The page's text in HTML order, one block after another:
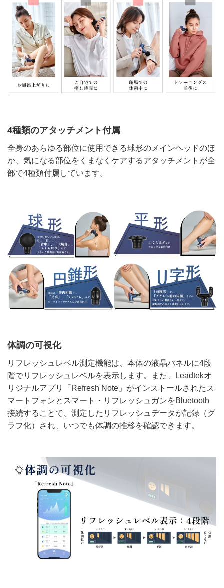
4種類のアタッチメント付属
全身のあらゆる部位に使用できる球形のメインヘッドのほ
か、気になる部位をくまなくケアするアタッチメントが全
部で4種類付属しています。
体調の可視化
リフレッシュレベル測定機能は、本体の液晶パネルに4段
階でリフレッシュレベルを表示します。また、Leadtekオ
リジナルアプリ「Refresh Note」がインストールされたス
マートフォンとスマート・リフレッシュガンをBluetooth
接続することで、測定したリフレッシュデータが記録（グ
ラフ化）され、いつでも体調の推移を確認できます。